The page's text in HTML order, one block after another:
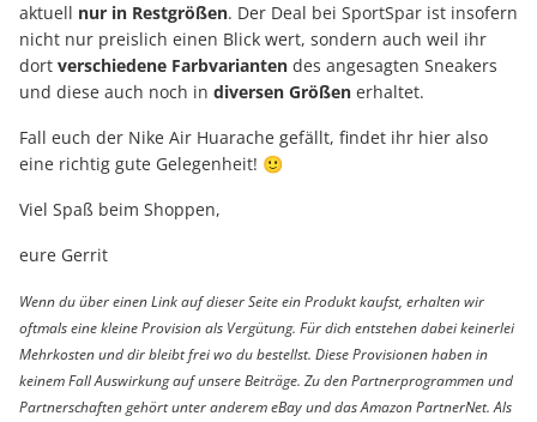
aktuell nur in Restgrößen. Der Deal bei SportSpar ist insofern
nicht nur preislich einen Blick wert, sondern auch weil ihr
dort verschiedene Farbvarianten des angesagten Sneakers
und diese auch noch in diversen Größen erhaltet.
Fall euch der Nike Air Huarache gefällt, findet ihr hier also
eine richtig gute Gelegenheit! 🙂
Viel Spaß beim Shoppen,
eure Gerrit
Wenn du über einen Link auf dieser Seite ein Produkt kaufst, erhalten wir
oftmals eine kleine Provision als Vergütung. Für dich entstehen dabei keinerlei
Mehrkosten und dir bleibt frei wo du bestellst. Diese Provisionen haben in
keinem Fall Auswirkung auf unsere Beiträge. Zu den Partnerprogrammen und
Partnerschaften gehört unter anderem eBay und das Amazon PartnerNet. Als